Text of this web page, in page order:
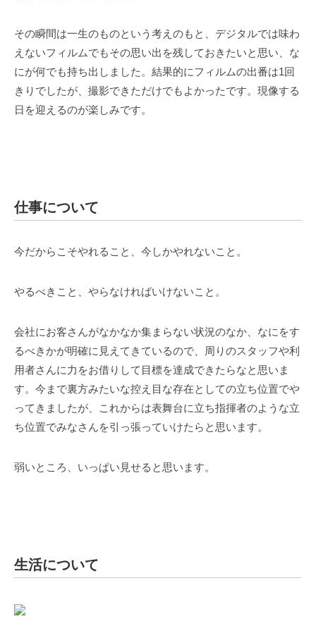
その瞬間は一生のものという考えのもと、デジタルでは味わ
えないフィルムでもその思い出を残しておきたいと思い、な
にが何でも持ち出しました。結果的にフィルムの出番は1回
きりでしたが、撮影できただけでもよかったです。現像する
日を迎えるのが楽しみです。
仕事について
今だからこそやれること、今しかやれないこと。
やるべきこと、やらなければいけないこと。
会社にお客さんがなかなか集まらない状況のなか、なにをす
るべきかが明確に見えてきているので、周りのスタッフや利
用者さんに力をお借りして目標を達成できたらなと思いま
す。今まで裏方みたいな控え目な存在としての立ち位置でや
ってきましたが、これからは表舞台に立ち指揮者のような立
ち位置でみなさんを引っ張っていけたらと思います。
弱いところ、いっぱい見せると思います。
生活について